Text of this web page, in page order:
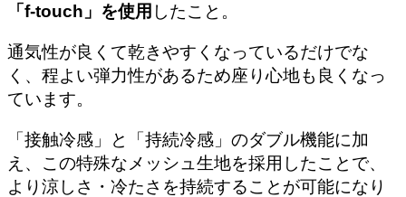
「f-touch」を使用 したこと。
通気性が良くて乾きやすくなっているだけでな
く、程よい弾力性があるため座り心地も良くなっ
ています。
「接触冷感」と「持続冷感」のダブル機能に加
え、この特殊なメッシュ生地を採用したことで、
より涼しさ・冷たさを持続することが可能になり